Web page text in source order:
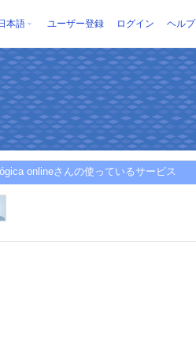
本語 ユーザー登録 ログイン ヘルプ
onlineさんの使っているサービス